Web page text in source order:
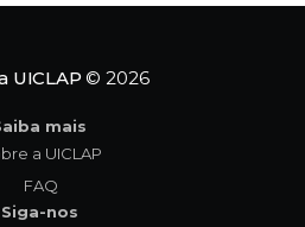
UICLAP © 2026
mais
a UICLAP
FAQ
Siga-nos